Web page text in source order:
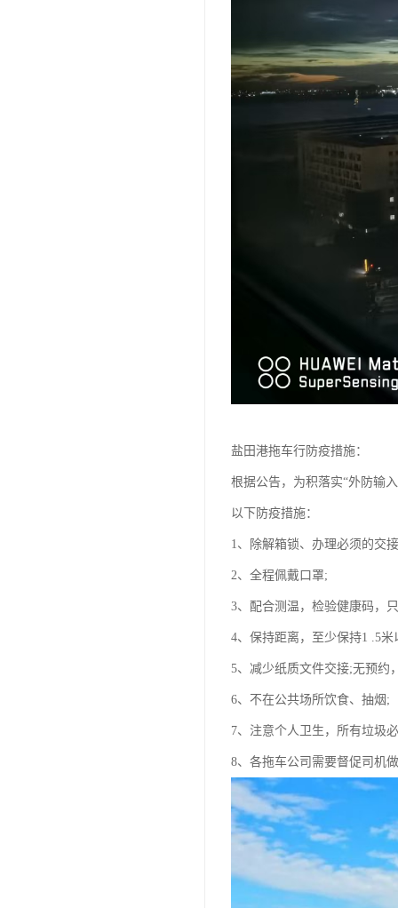
盐田港拖车行防疫措施：
根据公告，为积落实“外防输
以下防疫措施：
1、除解箱锁、办理必须的交
2、全程佩戴口罩;
3、配合测温，检验健康码，
4、保持距离，至少保持1 .5
5、减少纸质文件交接;无预约
6、不在公共场所饮食、抽烟;
7、注意个人卫生，所有垃圾
8、各拖车公司需要督促司机